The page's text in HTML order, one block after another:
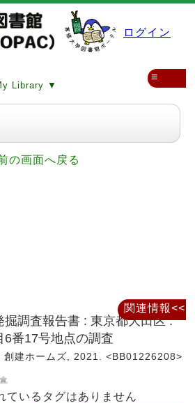
ログイン
Library ▼
≡
の画面へ戻る
掘調査報告書 : 東京都大田区 :
6番17号地点の調査
創建ホームズ, 2021. <BB01226208>
ているタグはありません
関連情報<<